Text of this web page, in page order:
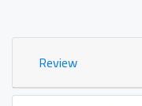
Review